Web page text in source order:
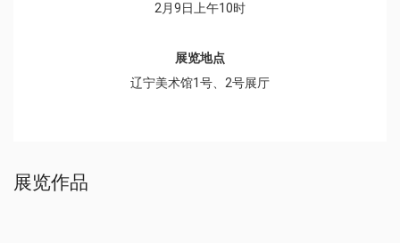
2月9日上午10时
展览地点
辽宁美术馆1号、2号展厅
展览作品